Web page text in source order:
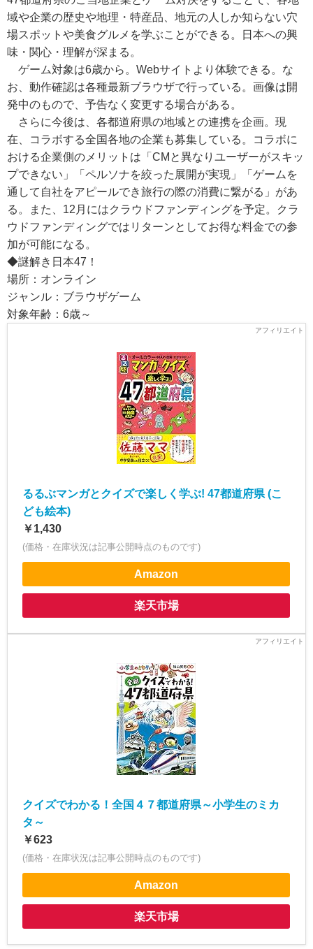
域や企業の歴史や地理・特産品、地元の人しか知らない穴
場スポットや美食グルメを学ぶことができる。日本への興
味・関心・理解が深まる。
ゲーム対象は6歳から。Webサイトより体験できる。な
お、動作確認は各種最新ブラウザで行っている。画像は開
発中のもので、予告なく変更する場合がある。
さらに今後は、各都道府県の地域との連携を企画。現
在、コラボする全国各地の企業も募集している。コラボに
おける企業側のメリットは「CMと異なりユーザーがスキッ
プできない」「ペルソナを絞った展開が実現」「ゲームを
通して自社をアピールでき旅行の際の消費に繋がる」があ
る。また、12月にはクラウドファンディングを予定。クラ
ウドファンディングではリターンとしてお得な料金での参
加が可能になる。
◆謎解き日本47！
場所：オンライン
ジャンル：ブラウザゲーム
対象年齢：6歳～
るるぶマンガとクイズで楽しく学ぶ! 47都道府県 (こ
ども絵本)
￥1,430
(価格・在庫状況は記事公開時点のものです)
Amazon
楽天市場
クイズでわかる！全国４７都道府県～小学生のミカ
タ～
￥623
(価格・在庫状況は記事公開時点のものです)
Amazon
楽天市場